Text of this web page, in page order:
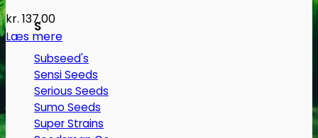
S
Subseed's
Sensi Seeds
Serious Seeds
Sumo Seeds
Super Strains
kr. 137.00
Læs mere